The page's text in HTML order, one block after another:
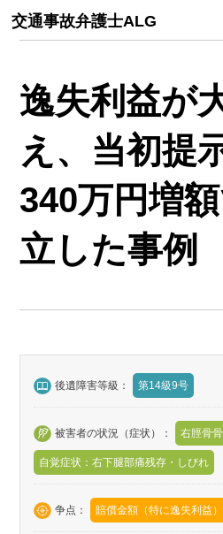
交通事故弁護士ALG
逸失利益が
え、当初提
340万円増
立した事例
後遺障害等級： 第14級9号
被害者の状況（症状）： 右脛骨
自覚症状：右下腿部痛残存・しびれ
争点： 賠償金額（特に逸失利益）